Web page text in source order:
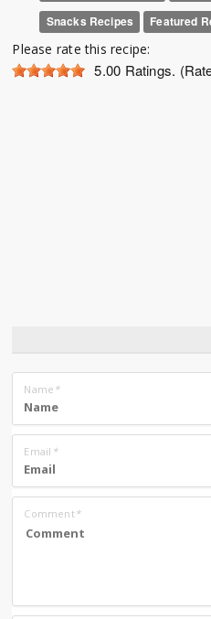
Snacks Recipes Featured
Please rate this recipe:
5.00 Ratings.
Name *
Email *
Comment*